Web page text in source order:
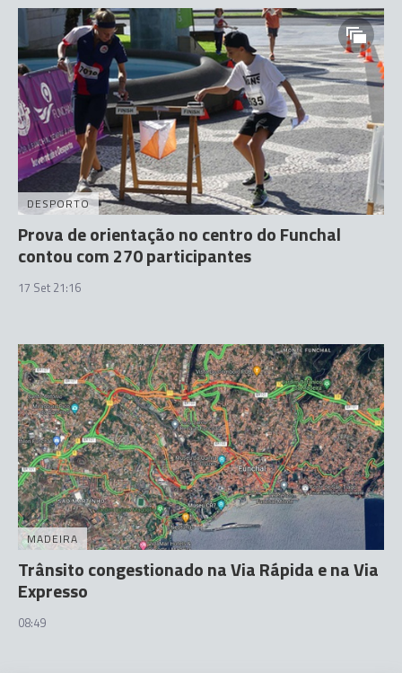
DESPORTO
Prova de orientação no centro do Funchal
contou com 270 participantes
17 Set 21:16
MADEIRA
Trânsito congestionado na Via Rápida e na Via
Expresso
08:49